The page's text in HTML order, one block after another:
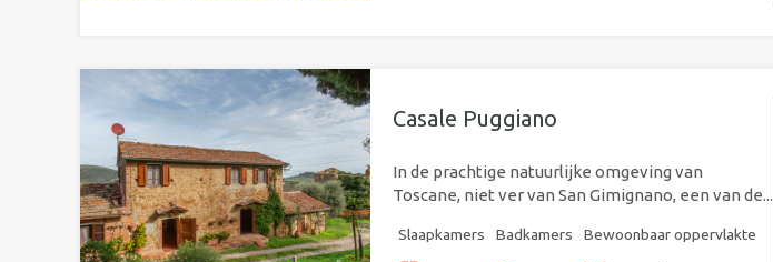
Casale Puggiano
In de prachtige natuurlijke omgeving van
Toscane, niet ver van San Gimignano, een van de...
Slaapkamers Badkamers Bewoonbaar oppervlakte